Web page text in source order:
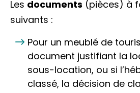
Les documents (pièces) à
suivants :
Pour un meublé de
document justifiant la
sous-location, ou si
classé, la décision de